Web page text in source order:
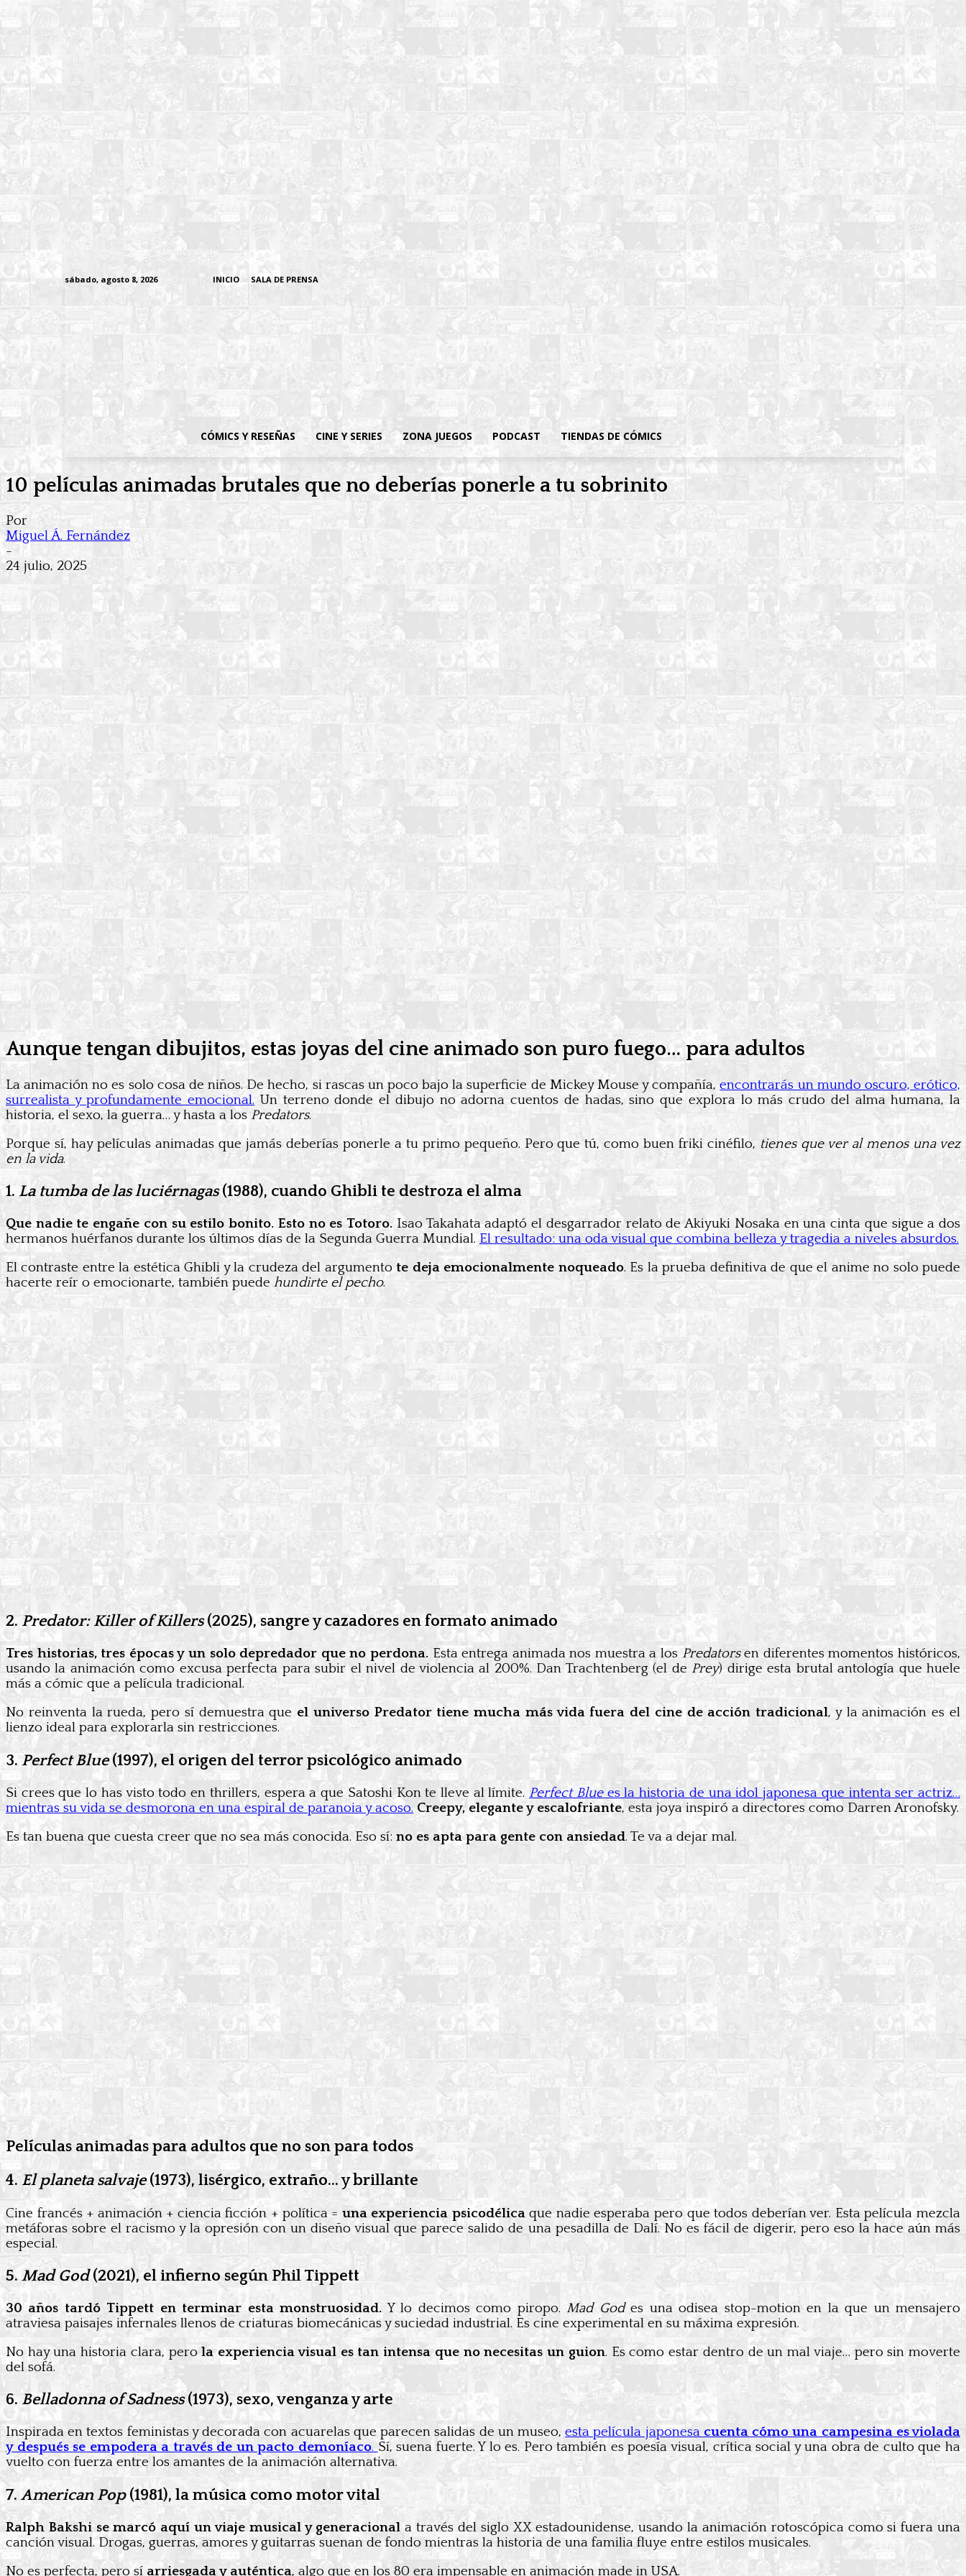
sábado, agosto 8, 2026 INICIO SALA DE PRENSA
CÓMICS Y RESEÑAS CINE Y SERIES ZONA JUEGOS PODCAST TIENDAS DE CÓMICS
10 películas animadas brutales que no deberías ponerle a tu sobrinito
Por
Miguel Á. Fernández
-
24 julio, 2025
Aunque tengan dibujitos, estas joyas del cine animado son puro fuego… para adultos
La animación no es solo cosa de niños. De hecho, si rascas un poco bajo la superficie de Mickey Mouse y compañía,encontrarás un mundo oscuro, erótico,
surrealista y profundamente emocional. Un terreno donde el dibujo no adorna cuentos de hadas, sino que explora lo más crudo del alma humana, la
historia, el sexo, la guerra… y hasta a los Predators.
Porque sí, hay películas animadas que jamás deberías ponerle a tu primo pequeño. Pero que tú, como buen friki cinéfilo, tienes que ver al menos una vez
en la vida.
1. La tumba de las luciérnagas(1988), cuando Ghibli te destroza el alma
Que nadie te engañe con su estilo bonito. Esto no es Totoro. Isao Takahata adaptó el desgarrador relato de Akiyuki Nosaka en una cinta que sigue a dos
hermanos huérfanos durante los últimos días de la Segunda Guerra Mundial. El resultado: una oda visual que combina belleza y tragedia a niveles absurdos.
El contraste entre la estética Ghibli y la crudeza del argumento te deja emocionalmente noqueado. Es la prueba definitiva de que el anime no solo puede
hacerte reír o emocionarte, también puede hundirte el pecho.
2. Predator: Killer of Killers(2025), sangre y cazadores en formato animado
Tres historias, tres épocas y un solo depredador que no perdona.Esta entrega animada nos muestra a los Predatorsen diferentes momentos históricos,
usando la animación como excusa perfecta para subir el nivel de violencia al 200%. Dan Trachtenberg (el de Prey) dirige esta brutal antología que huele
más a cómic que a película tradicional.
No reinventa la rueda, pero sí demuestra que el universo Predator tiene mucha más vida fuera del cine de acción tradicional, y la animación es el
lienzo ideal para explorarla sin restricciones.
3. Perfect Blue(1997), el origen del terror psicológico animado
Si crees que lo has visto todo en thrillers, espera a que Satoshi Kon te lleve al límite. Perfect Bluees la historia de una idol japonesa que intenta ser actriz…
mientras su vida se desmorona en una espiral de paranoia y acoso. Creepy, elegante y escalofriante, esta joya inspiró a directores como Darren Aronofsky.
Es tan buena que cuesta creer que no sea más conocida. Eso sí: no es apta para gente con ansiedad. Te va a dejar mal.
Películas animadas para adultos que no son para todos
4. El planeta salvaje(1973), lisérgico, extraño… y brillante
Cine francés + animación + ciencia ficción + política = una experiencia psicodélicaque nadie esperaba pero que todos deberían ver. Esta película mezcla
metáforas sobre el racismo y la opresión con un diseño visual que parece salido de una pesadilla de Dalí. No es fácil de digerir, pero eso la hace aún más
especial.
5. Mad God(2021), el infierno según Phil Tippett
30 años tardó Tippett en terminar esta monstruosidad. Y lo decimos como piropo.Mad Godes una odisea stop-motion en la que un mensajero
atraviesa paisajes infernales llenos de criaturas biomecánicas y suciedad industrial. Es cine experimental en su máxima expresión.
No hay una historia clara, perola experiencia visual es tan intensa que no necesitas un guion. Es como estar dentro de un mal viaje… pero sin moverte
del sofá.
6. Belladonna of Sadness(1973), sexo, venganza y arte
Inspirada en textos feministas y decorada con acuarelas que parecen salidas de un museo,esta película japonesa cuenta cómo una campesina es violada
y después se empodera a través de un pacto demoníaco. Sí, suena fuerte. Y lo es. Pero también es poesía visual, crítica social y una obra de culto que ha
vuelto con fuerza entre los amantes de la animación alternativa.
7.American Pop(1981), la música como motor vital
Ralph Bakshi se marcó aquí un viaje musical y generacional a través del siglo XX estadounidense, usando la animación rotoscópica como si fuera una
canción visual. Drogas, guerras, amores y guitarras suenan de fondo mientras la historia de una familia fluye entre estilos musicales.
No es perfecta, pero sí arriesgada y auténtica, algo que en los 80 era impensable en animación made in USA.